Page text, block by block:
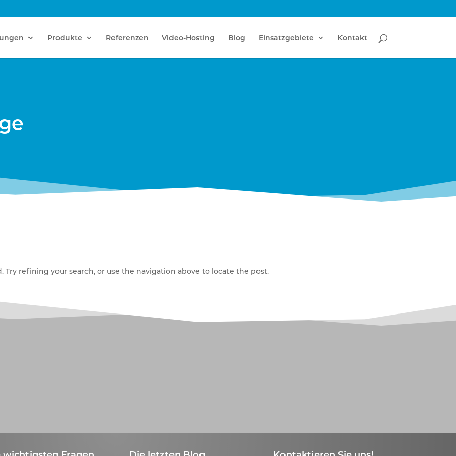
Produkte Referenzen Video-Hosting Blog Einsatzgebiete Kontakt
refining your search, or use the navigation above to locate the post.